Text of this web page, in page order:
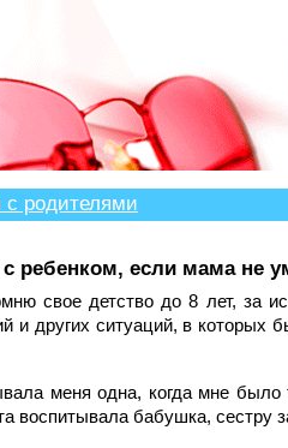
совет?» много историй,
родителями
ребенком, если мама не
свое детство до 8 лет, за
и других ситуаций, в которых
меня одна, когда мне было
воспитывала бабушка,